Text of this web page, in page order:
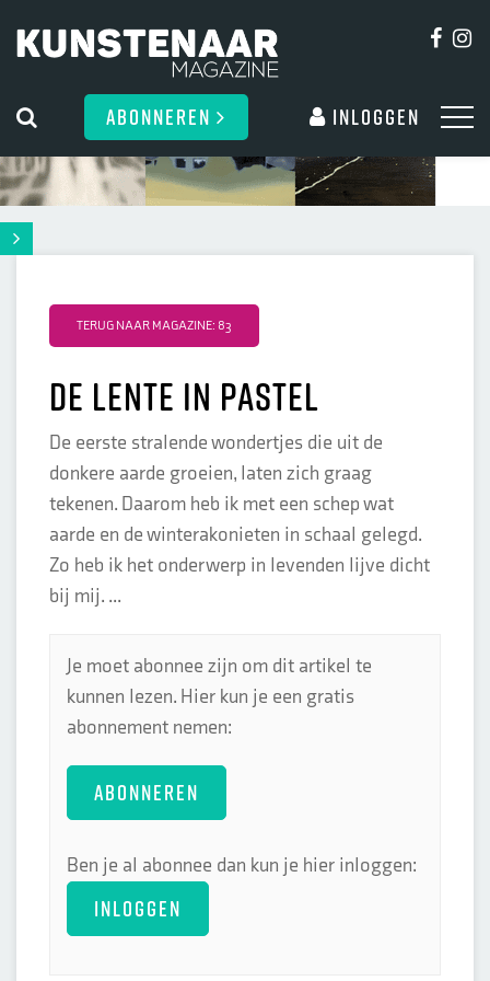
ABONNEREN Inloggen
TERUG NAAR MAGAZINE: 83
De lente in pastel
De eerste stralende wondertjes die uit de
donkere aarde groeien, laten zich graag
tekenen. Daarom heb ik met een schep wat
aarde en de winterakonieten in schaal gelegd.
Zo heb ik het onderwerp in levenden lijve dicht
bij mij. ...
Je moet abonnee zijn om dit artikel te
kunnen lezen. Hier kun je een gratis
abonnement nemen:
ABONNEREN
Ben je al abonnee dan kun je hier inloggen:
INLOGGEN